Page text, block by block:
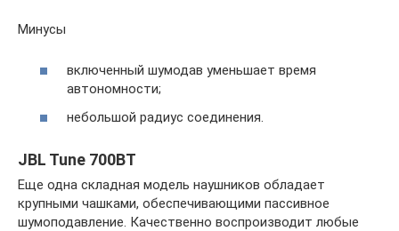
Минусы
включенный шумодав уменьшает время
автономности;
небольшой радиус соединения.
JBL Tune 700BT
Еще одна складная модель наушников обладает
крупными чашками, обеспечивающими пассивное
шумоподавление. Качественно воспроизводит любые